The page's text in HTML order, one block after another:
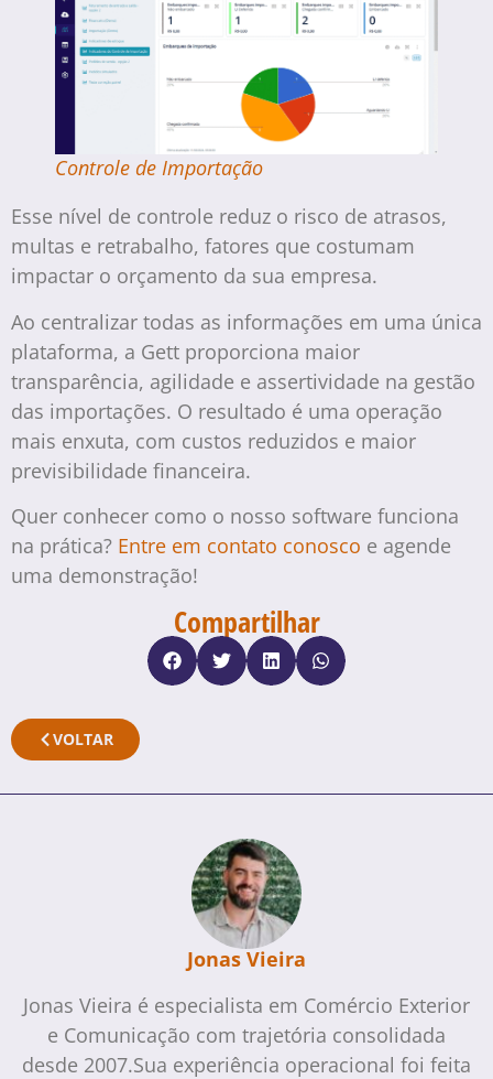
Controle de Importação
Esse nível de controle reduz o risco de atrasos,
multas e retrabalho, fatores que costumam
impactar o orçamento da sua empresa.
Ao centralizar todas as informações em uma única
plataforma, a Gett proporciona maior
transparência, agilidade e assertividade na gestão
das importações. O resultado é uma operação
mais enxuta, com custos reduzidos e maior
previsibilidade financeira.
Quer conhecer como o nosso software funciona
na prática? Entre em contato conosco e agende
uma demonstração!
Compartilhar
VOLTAR
Jonas Vieira
Jonas Vieira é especialista em Comércio Exterior
e Comunicação com trajetória consolidada
desde 2007.Sua experiência operacional foi feita